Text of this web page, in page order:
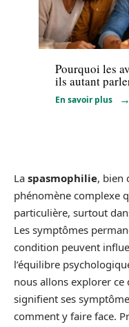
Santé
Pourquoi les
ils autant
En savoir plus
La spasmophilie, bien
phénomène complexe
particulière, surtout
Les symptômes
condition peuvent
l’équilibre
nous allons explorer ce
signifient ses
comment y faire face.